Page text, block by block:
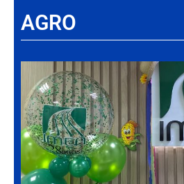
AGRO